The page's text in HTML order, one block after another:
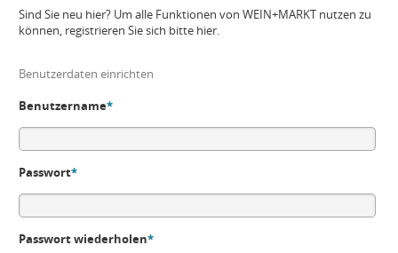
Sind Sie neu hier? Um alle Funktionen von WEIN+MARKT nutzen zu
können, registrieren Sie sich bitte hier.
Benutzerdaten einrichten
Benutzername*
Passwort*
Passwort wiederholen*